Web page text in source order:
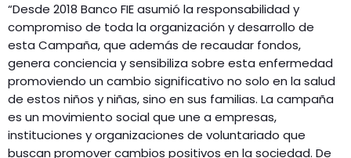
“Desde 2018 Banco FIE asumió la responsabilidad y
compromiso de toda la organización y desarrollo de
esta Campaña, que además de recaudar fondos,
genera conciencia y sensibiliza sobre esta enfermedad
promoviendo un cambio significativo no solo en la salud
de estos niños y niñas, sino en sus familias. La campaña
es un movimiento social que une a empresas,
instituciones y organizaciones de voluntariado que
buscan promover cambios positivos en la sociedad. De